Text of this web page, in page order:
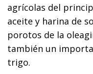
agrícolas del
aceite y harina de
porotos de la
también un
trigo.